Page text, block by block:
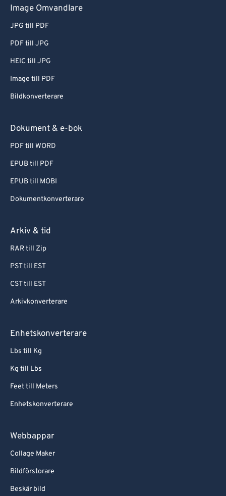
Image Omvandlare
JPG till PDF
PDF till JPG
HEIC till JPG
Image till PDF
Bildkonverterare
Dokument & e-bok
PDF till WORD
EPUB till PDF
EPUB till MOBI
Dokumentkonverterare
Arkiv & tid
RAR till Zip
PST till EST
CST till EST
Arkivkonverterare
Enhetskonverterare
Lbs till Kg
Kg till Lbs
Feet till Meters
Enhetskonverterare
Webbappar
Collage Maker
Bildförstorare
Beskär bild